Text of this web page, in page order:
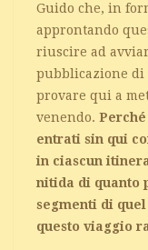
Guido che, in
approntando
riuscire ad
pubblicazione di
provare qui a
venendo.
entrati sin qui
in ciascun
nitida di quanto
segmenti di
questo viaggio